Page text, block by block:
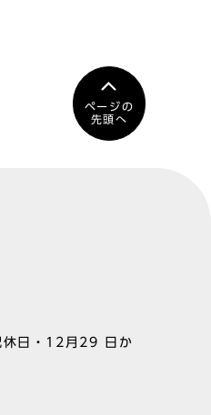
ページの
先頭へ
休日・12月29 日か